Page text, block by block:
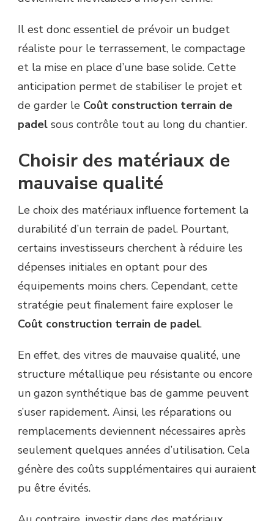
Il est donc essentiel de prévoir un budget
réaliste pour le terrassement, le compactage
et la mise en place d’une base solide. Cette
anticipation permet de stabiliser le projet et
de garder le Coût construction terrain de
padel sous contrôle tout au long du chantier.
Choisir des matériaux de
mauvaise qualité
Le choix des matériaux influence fortement la
durabilité d’un terrain de padel. Pourtant,
certains investisseurs cherchent à réduire les
dépenses initiales en optant pour des
équipements moins chers. Cependant, cette
stratégie peut finalement faire exploser le
Coût construction terrain de padel.
En effet, des vitres de mauvaise qualité, une
structure métallique peu résistante ou encore
un gazon synthétique bas de gamme peuvent
s’user rapidement. Ainsi, les réparations ou
remplacements deviennent nécessaires après
seulement quelques années d’utilisation. Cela
génère des coûts supplémentaires qui auraient
pu être évités.